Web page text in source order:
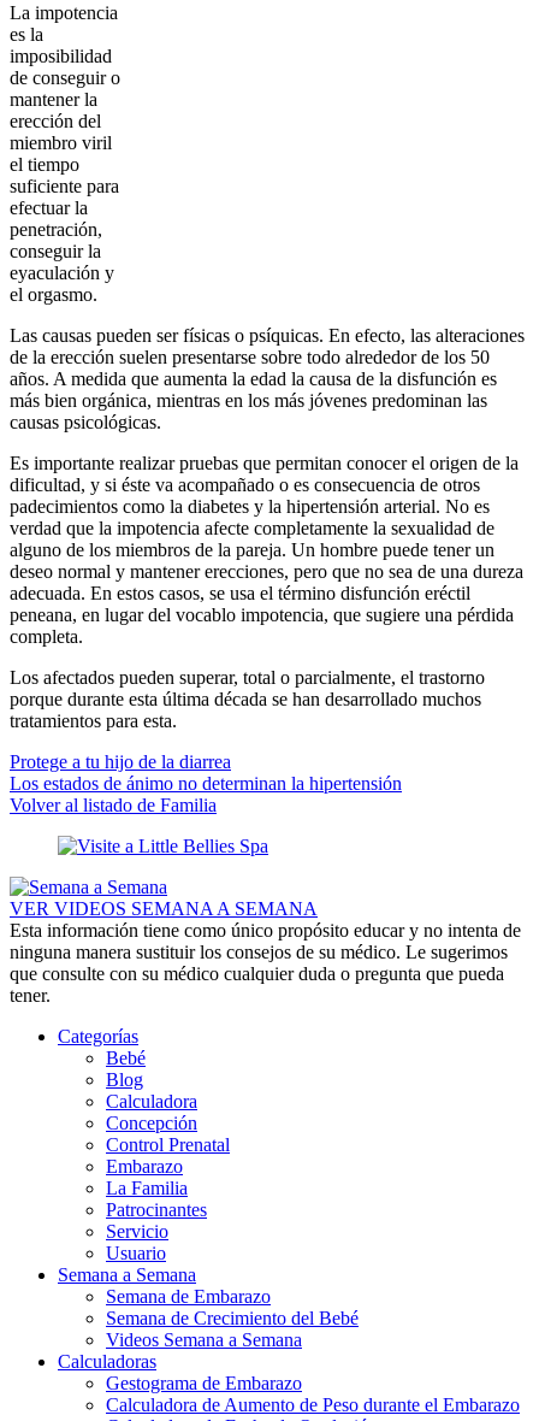
La impotencia
es la
imposibilidad
de conseguir o
mantener la
erección del
miembro viril
el tiempo
suficiente para
efectuar la
penetración,
conseguir la
eyaculación y
el orgasmo.
Las causas pueden ser físicas o psíquicas. En efecto, las alteraciones
de la erección suelen presentarse sobre todo alrededor de los 50
años. A medida que aumenta la edad la causa de la disfunción es
más bien orgánica, mientras en los más jóvenes predominan las
causas psicológicas.
Es importante realizar pruebas que permitan conocer el origen de la
dificultad, y si éste va acompañado o es consecuencia de otros
padecimientos como la diabetes y la hipertensión arterial. No es
verdad que la impotencia afecte completamente la sexualidad de
alguno de los miembros de la pareja. Un hombre puede tener un
deseo normal y mantener erecciones, pero que no sea de una dureza
adecuada. En estos casos, se usa el término disfunción eréctil
peneana, en lugar del vocablo impotencia, que sugiere una pérdida
completa.
Los afectados pueden superar, total o parcialmente, el trastorno
porque durante esta última década se han desarrollado muchos
tratamientos para esta.
Protege a tu hijo de la diarrea
Los estados de ánimo no determinan la hipertensión
Volver al listado de Familia
VER VIDEOS SEMANA A SEMANA
Esta información tiene como único propósito educar y no intenta de
ninguna manera sustituir los consejos de su médico. Le sugerimos
que consulte con su médico cualquier duda o pregunta que pueda
tener.
Categorías
Bebé
Blog
Calculadora
Concepción
Control Prenatal
Embarazo
La Familia
Patrocinantes
Servicio
Usuario
Semana a Semana
Semana de Embarazo
Semana de Crecimiento del Bebé
Videos Semana a Semana
Calculadoras
Gestograma de Embarazo
Calculadora de Aumento de Peso durante el Embarazo